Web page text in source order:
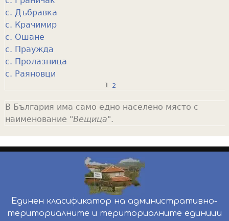
с. Дъбравка
с. Крачимир
с. Ошане
с. Праужда
с. Пролазница
с. Раяновци
a
g
e
1 2
В България има само едно населено място с
наименование "Вещица".
Единен класификатор на административно-
териториалните и териториалните единици